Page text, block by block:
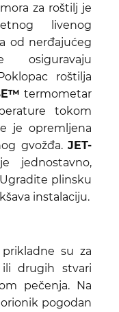
za roštilj je
livenog
od nerđajućeg
osiguravaju
roštilja
termometar
tokom
je opremljena
gvožđa. JET-
jednostavno,
Ugradite plinsku
instalaciju.
su za
ili drugih stvari
pečenja. Na
pogodan